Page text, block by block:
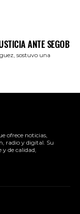
ANTE SEGOB
sostuvo una
ofrece noticias,
radio y digital. Su
de calidad,